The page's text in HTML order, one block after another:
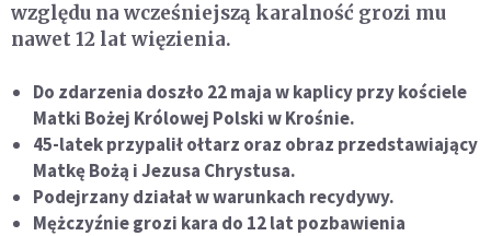
względu na wcześniejszą karalność grozi mu
nawet 12 lat więzienia.
Do zdarzenia doszło 22 maja w kaplicy przy kościele
Matki Bożej Królowej Polski w Krośnie.
45-latek przypalił ołtarz oraz obraz przedstawiający
Matkę Bożą i Jezusa Chrystusa.
Podejrzany działał w warunkach recydywy.
Mężczyźnie grozi kara do 12 lat pozbawienia